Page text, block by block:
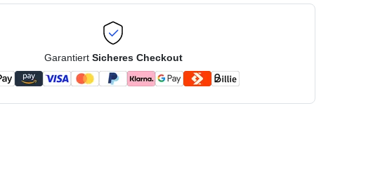
Garantiert Sicheres Checkout